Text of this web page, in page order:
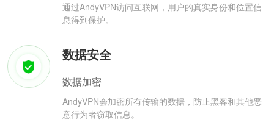
通过AndyVPN访问互联网，用户的真实身份和位置信
息得到保护。
数据安全
数据加密
AndyVPN会加密所有传输的数据，防止黑客和其他恶
意行为者窃取信息。